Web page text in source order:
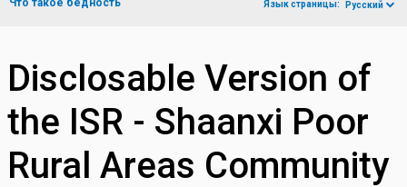
Navigation
Что такое бедность Язык страницы: Русский
Disclosable Version of
the ISR - Shaanxi Poor
Rural Areas Community